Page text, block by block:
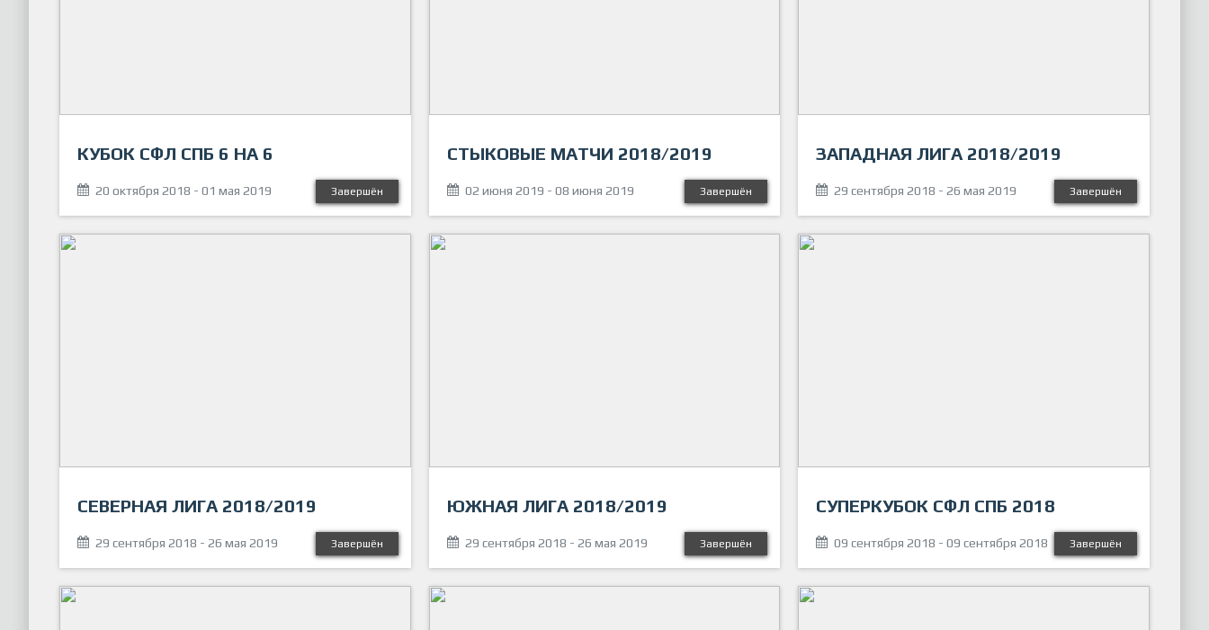
КУБОК СФЛ СПБ 6 НА 6
20 октября 2018 - 01 мая 2019 Завершён
СТЫКОВЫЕ МАТЧИ 2018/2019
02 июня 2019 - 08 июня 2019 Завершён
ЗАПАДНАЯ ЛИГА 2018/2019
29 сентября 2018 - 26 мая 2019 Завершён
СЕВЕРНАЯ ЛИГА 2018/2019
29 сентября 2018 - 26 мая 2019 Завершён
ЮЖНАЯ ЛИГА 2018/2019
29 сентября 2018 - 26 мая 2019 Завершён
СУПЕРКУБОК СФЛ СПБ 2018
09 сентября 2018 - 09 сентября 2018 Завершён